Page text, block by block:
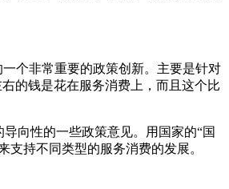
个非常重要的政策创新。主要是针对
的钱是花在服务消费上，而且这个比
向性的一些政策意见。用国家的“国
持不同类型的服务消费的发展。